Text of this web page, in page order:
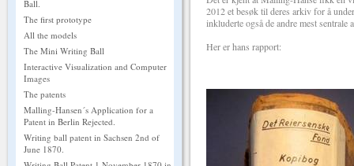
Ball.
The first prototype
All the models
The Mini Writing Ball
Interactive Visualization and Computer
Images
The patents
Malling-Hansen´s Application for a
Patent in Berlin Rejected.
Writing ball patent in Sachsen 2nd of
June 1870.
2012 et besøk til deres arkiv for å
inkluderte også de andre mest
Her er hans rapport: